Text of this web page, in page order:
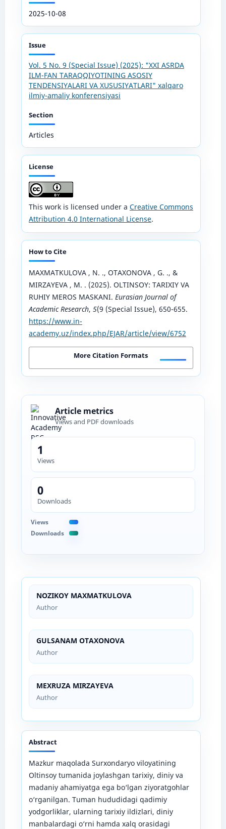
NOZIKOY MAXMATKULOVA
Author
GULSANAM OTAXONOVA
Author
MEXRUZA MIRZAYEVA
Author
Abstract
Mazkur maqolada Surxondaryo viloyatining
Oltinsoy tumanida joylashgan tarixiy, diniy va
madaniy ahamiyatga ega bo‘lgan ziyoratgohlar
o‘rganilgan. Tuman hududidagi qadimiy
yodgorliklar, ularning tarixiy ildizlari, diniy
manbalardagi o‘rni hamda xalq orasidagi
2025-10-08
Issue
Vol. 5 No. 9 (Special Issue) (2025): "XXI ASRDA
ILM-FAN TARAQQIYOTINING ASOSIY
TENDENSIYALARI VA XUSUSIYATLARI" xalqaro
ilmiy-amaliy konferensiyasi
Section
Articles
License
This work is licensed under a Creative Commons
Attribution 4.0 International License.
How to Cite
MAXMATKULOVA , N. ., OTAXONOVA , G. ., &
MIRZAYEVA , M. . (2025). OLTINSOY: TARIXIY VA
RUHIY MEROS MASKANI. Eurasian Journal of
Academic Research, 5(9 (Special Issue), 650-655.
https://www.in-
academy.uz/index.php/EJAR/article/view/6752
More Citation Formats
Article metrics
Views and PDF downloads
1
Views
0
Downloads
Views
Downloads